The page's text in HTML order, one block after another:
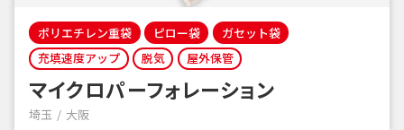
ポリエチレン重袋 ピロー袋
ガセット袋
充填速度アップ
脱気 屋外保管
マイクロパーフォレーション
埼玉 大阪